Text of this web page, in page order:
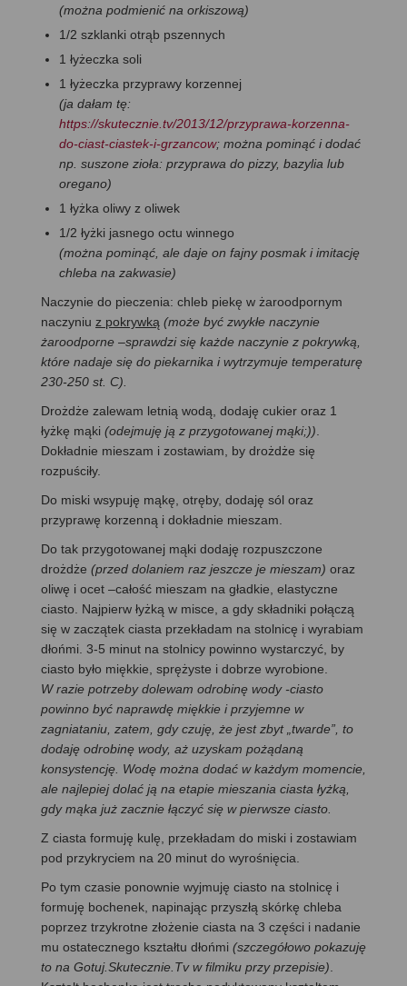
(można podmienić na orkiszową)
1/2 szklanki otrąb pszennych
1 łyżeczka soli
1 łyżeczka przyprawy korzennej
(ja dałam tę:
https://skutecznie.tv/2013/12/przyprawa-korzenna-
do-ciast-ciastek-i-grzancow; można pominąć i dodać
np. suszone zioła: przyprawa do pizzy, bazylia lub
oregano)
1 łyżka oliwy z oliwek
1/2 łyżki jasnego octu winnego
(można pominąć, ale daje on fajny posmak i imitację
chleba na zakwasie)
Naczynie do pieczenia: chleb piekę w żaroodpornym
naczyniu z pokrywką (może być zwykłe naczynie
żaroodporne –sprawdzi się każde naczynie z pokrywką,
które nadaje się do piekarnika i wytrzymuje temperaturę
230-250 st. C).
Drożdże zalewam letnią wodą, dodaję cukier oraz 1
łyżkę mąki (odejmuję ją z przygotowanej mąki;))
Dokładnie mieszam i zostawiam, by drożdże się
rozpuściły.
Do miski wsypuję mąkę, otręby, dodaję sól oraz
przyprawę korzenną i dokładnie mieszam.
Do tak przygotowanej mąki dodaję rozpuszczone
drożdże (przed dolaniem raz jeszcze je mieszam) oraz
oliwę i ocet –całość mieszam na gładkie, elastyczne
ciasto. Najpierw łyżką w misce, a gdy składniki połączą
się w zaczątek ciasta przekładam na stolnicę i wyrabiam
dłońmi. 3-5 minut na stolnicy powinno wystarczyć, by
ciasto było miękkie, sprężyste i dobrze wyrobione.
W razie potrzeby dolewam odrobinę wody -ciasto
powinno być naprawdę miękkie i przyjemne w
zagniataniu, zatem, gdy czuję, że jest zbyt „twarde”, to
dodaję odrobinę wody, aż uzyskam pożądaną
konsystencję. Wodę można dodać w każdym momencie,
ale najlepiej dolać ją na etapie mieszania ciasta łyżką,
gdy mąka już zacznie łączyć się w pierwsze ciasto.
Z ciasta formuję kulę, przekładam do miski i zostawiam
pod przykryciem na 20 minut do wyrośnięcia.
Po tym czasie ponownie wyjmuję ciasto na stolnicę i
formuję bochenek, napinając przyszłą skórkę chleba
poprzez trzykrotne złożenie ciasta na 3 części i nadanie
mu ostatecznego kształtu dłońmi (szczegółowo pokazuję
to na Gotuj.Skutecznie.Tv w filmiku przy przepisie)